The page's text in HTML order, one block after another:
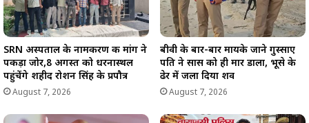
SRN अस्पताल के नामकरण की मांग ने
पकड़ा जोर,8 अगस्त को धरनास्थल
पहुंचेंगे शहीद रोशन सिंह के प्रपौत्र
August 7, 2026
बीवी के बार-बार मायके जाने गुस्साए
पति ने सास को ही मार डाला, भूसे के
ढेर में जला दिया शव
August 7, 2026